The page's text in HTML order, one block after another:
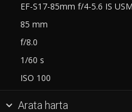
EF-S17-85mm f/4-5.6 IS USM
85 mm
f/8.0
1/60 s
ISO 100
 Arata harta